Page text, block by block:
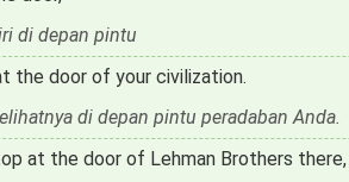
di depan pintu
the door of your civilization.
di depan pintu peradaban Anda.
at the door of Lehman Brothers there,